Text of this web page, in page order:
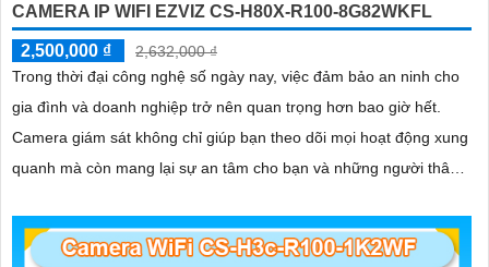
CAMERA IP WIFI EZVIZ CS-H80X-R100-8G82WKFL
2,500,000 ₫
2,632,000 ₫
Trong thời đại công nghệ số ngày nay, việc đảm bảo an ninh cho
gia đình và doanh nghiệp trở nên quan trọng hơn bao giờ hết.
Camera giám sát không chỉ giúp bạn theo dõi mọi hoạt động xung
quanh mà còn mang lại sự an tâm cho bạn và những người thân